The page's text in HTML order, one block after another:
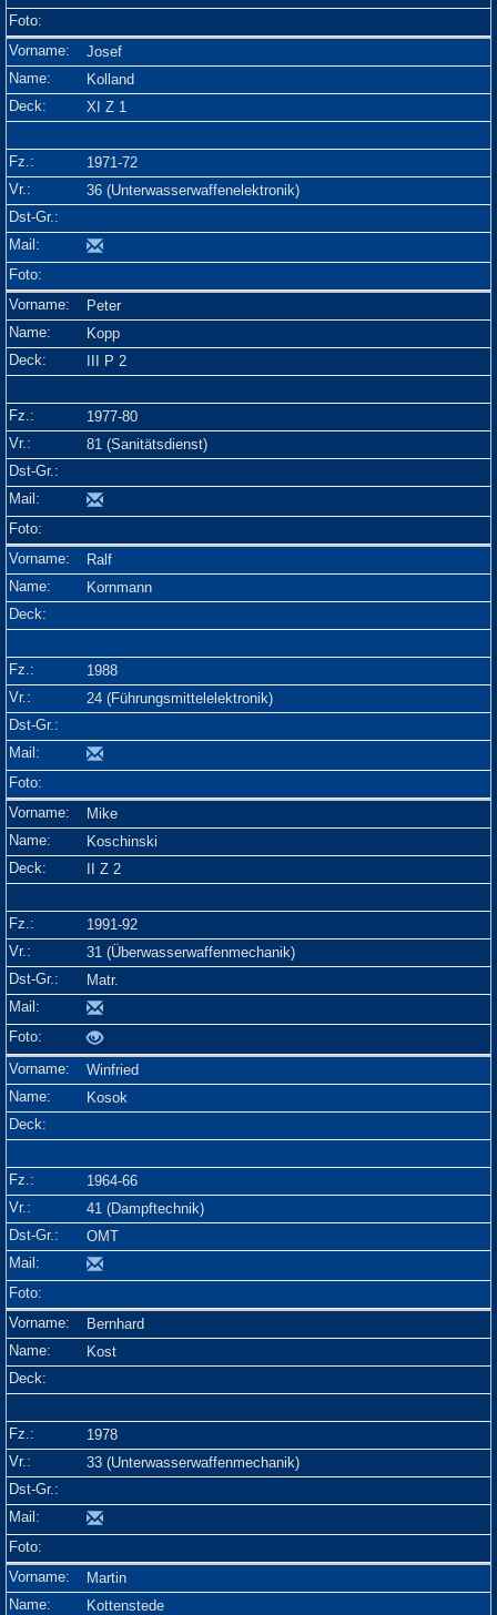
Josef
Kolland
XI Z 1
1971-72
36 (Unterwasserwaffenelektronik)
Peter
Kopp
III P 2
1977-80
81 (Sanitätsdienst)
Ralf
Kornmann
1988
24 (Führungsmittelelektronik)
Mike
Koschinski
II Z 2
1991-92
31 (Überwasserwaffenmechanik)
Matr.
Winfried
Kosok
1964-66
41 (Dampftechnik)
OMT
Bernhard
Kost
1978
33 (Unterwasserwaffenmechanik)
Martin
Kottenstede